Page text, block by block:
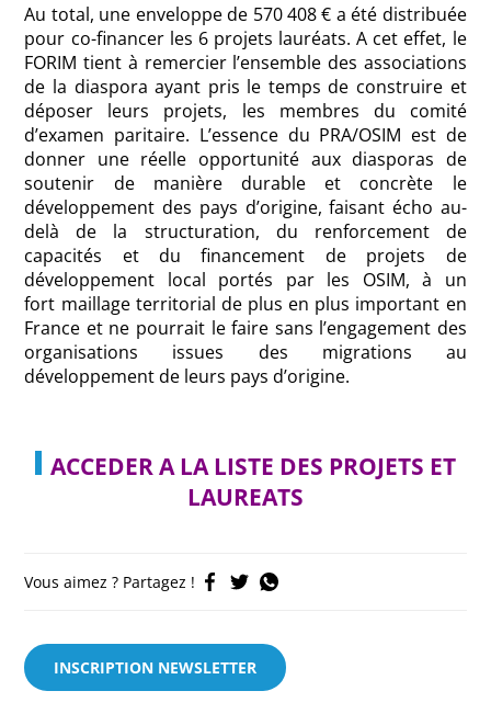
Au total, une enveloppe de 570 408 € a été distribuée
pour co-financer les 6 projets lauréats. A cet effet, le
FORIM tient à remercier l’ensemble des associations
de la diaspora ayant pris le temps de construire et
déposer leurs projets, les membres du comité
d’examen paritaire. L’essence du PRA/OSIM est de
donner une réelle opportunité aux diasporas de
soutenir de manière durable et concrète le
développement des pays d’origine, faisant écho au-
delà de la structuration, du renforcement de
capacités et du financement de projets de
développement local portés par les OSIM, à un
fort maillage territorial de plus en plus important en
France et ne pourrait le faire sans l’engagement des
organisations issues des migrations au
développement de leurs pays d’origine.
ACCEDER A LA LISTE DES PROJETS ET
LAUREATS
Vous aimez ? Partagez !
INSCRIPTION NEWSLETTER